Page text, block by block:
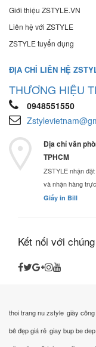
Giới thiệu ZSTYLE.VN
Liên hệ với ZSTYLE
ZSTYLE tuyển dụng
ĐỊA CHỈ LIÊN HỆ
THƯƠNG HIỆU
0948551550
Địa chỉ văn
TPHCM
ZSTYLE nhận
và nhận hàng
Giấy in Bill
Kết nối với
thoi trang nu zstyle giày
bê đẹp giá rẻ giay bup be